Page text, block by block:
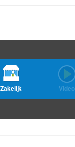
Zakelijk Video